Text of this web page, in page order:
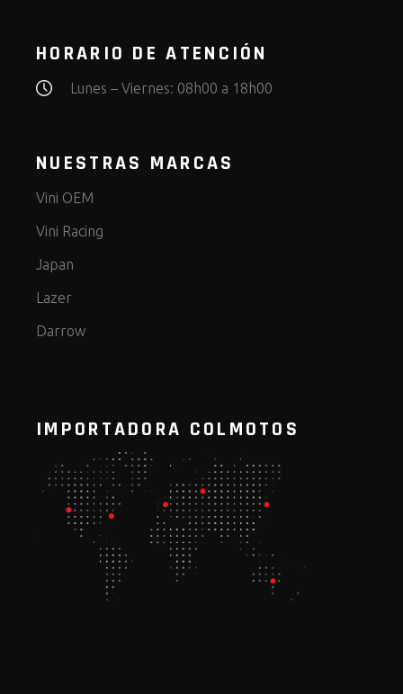
HORARIO DE ATENCIÓN
Lunes – Viernes: 08h00 a 18h00
NUESTRAS MARCAS
Vini OEM
Vini Racing
Japan
Lazer
Darrow
IMPORTADORA COLMOTOS